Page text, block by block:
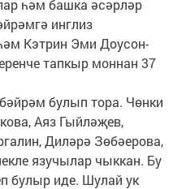
һәм башка әсәрләр
инглиз
Кэтрин Эми Доусон-
тапкыр моннан 37
булып тора. Чөнки
Аяз Гыйләҗев,
Диләрә Зөбәерова,
язучылар чыккан. Бу
булыр иде. Шулай ук